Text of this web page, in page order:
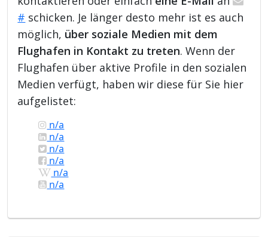
# schicken. Je länger desto mehr ist es auch
möglich, über soziale Medien mit dem
Flughafen in Kontakt zu treten. Wenn der
Flughafen über aktive Profile in den sozialen
Medien verfügt, haben wir diese für Sie hier
aufgelistet:
n/a
n/a
n/a
n/a
n/a
n/a